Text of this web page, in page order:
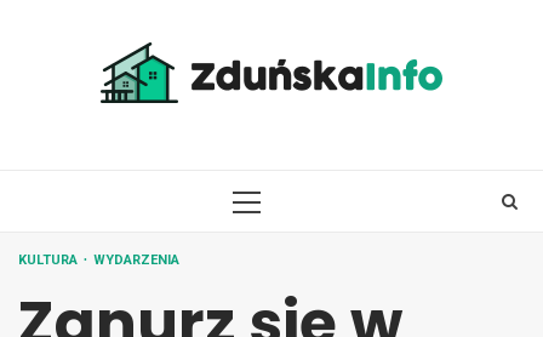
PRIMARY
KULTURA WYDARZENIA